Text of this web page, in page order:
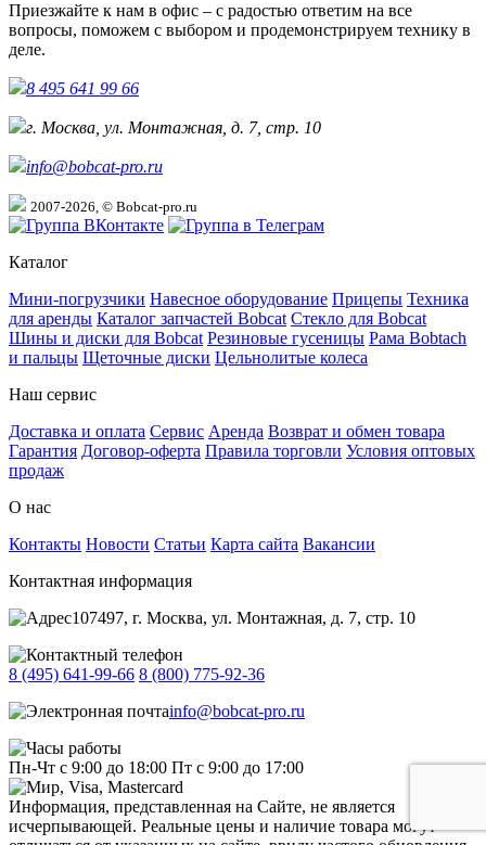
Приезжайте к нам в офис – с радостью ответим на все
вопросы, поможем с выбором и продемонстрируем технику в
деле.
8 495 641 99 66
г. Москва, ул. Монтажная, д. 7, стр. 10
info@bobcat-pro.ru
2007-2026, © Bobcat-pro.ru
Каталог
Мини-погрузчики Навесное оборудование Прицепы Техника
для аренды Каталог запчастей Bobcat Стекло для Bobcat
Шины и диски для Bobcat Резиновые гусеницы Рама Bobtach
и пальцы Щеточные диски Цельнолитые колеса
Наш сервис
Доставка и оплата Сервис Аренда Возврат и обмен товара
Гарантия Договор-оферта Правила торговли Условия оптовых
продаж
О нас
Контакты Новости Статьи Карта сайта Вакансии
Контактная информация
107497, г. Москва, ул. Монтажная, д. 7, стр. 10
8 (495) 641-99-66 8 (800) 775-92-36
info@bobcat-pro.ru
Пн-Чт с 9:00 до 18:00 Пт с 9:00 до 17:00
Информация, представленная на Сайте, не является
исчерпывающей. Реальные цены и наличие товара могут